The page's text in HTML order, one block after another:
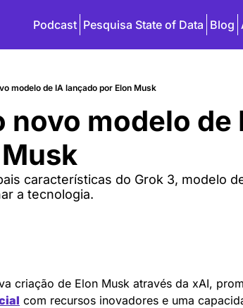
Podcast Pesquisa State of Data Blog
modelo de IA lançado por Elon Musk
novo modelo de
características do Grok 3, modelo
a tecnologia.
com recursos inovadores e uma